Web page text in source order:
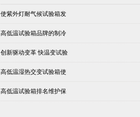
使紫外灯耐气候试验箱发
高低温试验箱品牌的制冷
创新驱动变革 快温变试验
高低温湿热交变试验箱使
高低温试验箱排名维护保